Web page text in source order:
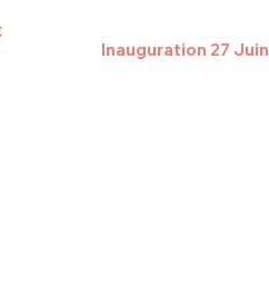
Inauguration 27 Juin